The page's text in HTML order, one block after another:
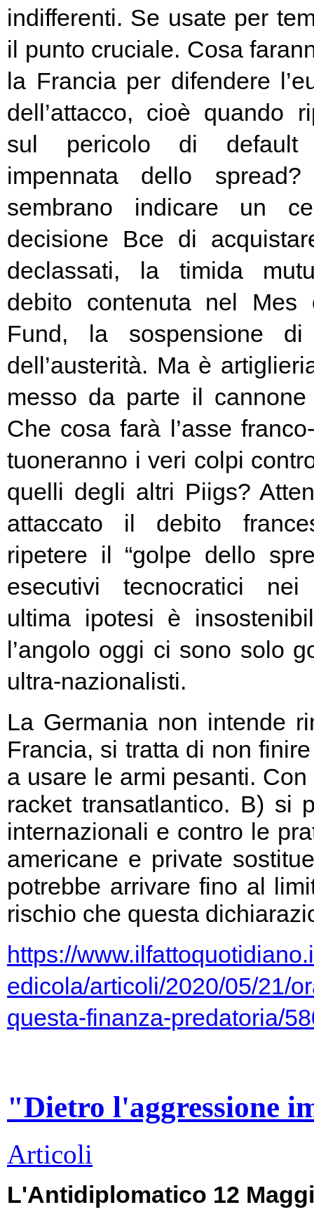
indifferenti. Se usate per
il punto cruciale. Cosa
la Francia per difendere
dell’attacco, cioè quando
sul pericolo di default
impennata dello
sembrano indicare un
decisione Bce di
declassati, la timida
debito contenuta nel Mes
Fund, la sospensione di
dell’austerità. Ma è
messo da parte il
Che cosa farà l’asse
tuoneranno i veri colpi
quelli degli altri Piigs?
attaccato il debito
ripetere il “golpe dello
esecutivi tecnocratici
ultima ipotesi è
l’angolo oggi ci sono solo
ultra-nazionalisti.
La Germania non intende
Francia, si tratta di non
a usare le armi pesanti.
racket transatlantico. B) si
internazionali e contro le
americane e private
potrebbe arrivare fino al
rischio che questa
https://
edicola/articoli/2020/05/21/
questa-finanza-predatoria/
"Dietro l'aggressione
Articoli
L'Antidiplomatico 12